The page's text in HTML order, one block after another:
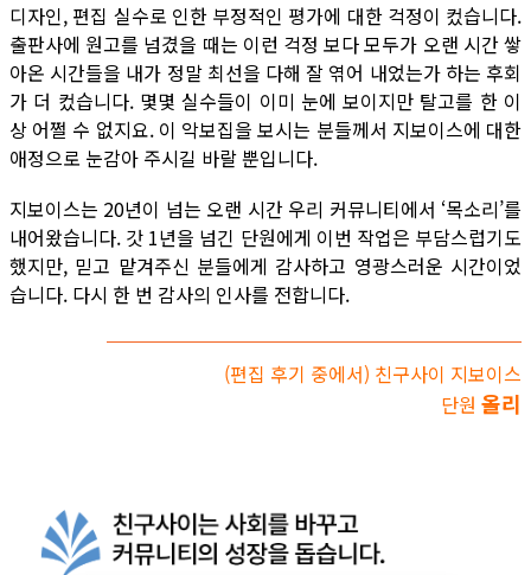
디자인, 편집 실수로 인한 부정적인 평가에 대한 걱정이 컸습니다.
출판사에 원고를 넘겼을 때는 이런 걱정 보다 모두가 오랜 시간 쌓
아온 시간들을 내가 정말 최선을 다해 잘 엮어 내었는가 하는 후회
가 더 컸습니다. 몇몇 실수들이 이미 눈에 보이지만 탈고를 한 이
상 어쩔 수 없지요. 이 악보집을 보시는 분들께서 지보이스에 대한
애정으로 눈감아 주시길 바랄 뿐입니다.
지보이스는 20년이 넘는 오랜 시간 우리 커뮤니티에서 ‘목소리’를
내어왔습니다. 갓 1년을 넘긴 단원에게 이번 작업은 부담스럽기도
했지만, 믿고 맡겨주신 분들에게 감사하고 영광스러운 시간이었
습니다. 다시 한 번 감사의 인사를 전합니다.
(편집 후기 중에서) 친구사이 지보이스
단원 올리